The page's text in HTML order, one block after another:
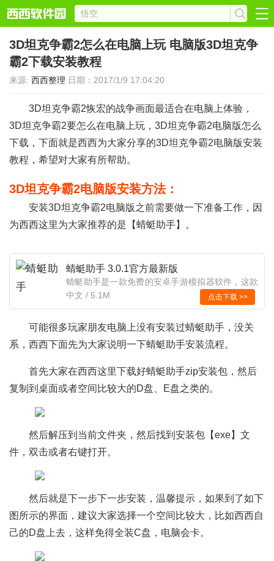
3D坦克争霸2怎么在电脑上玩 电脑版3D坦克争
霸2下载安装教程
来源: 西西整理 日期：2017/1/9 17:04:20
3D坦克争霸2恢宏的战争画面最适合在电脑上体验，
3D坦克争霸2要怎么在电脑上玩， 3D坦克争霸2电脑版怎么
下载，下面就是西西为大家分享的3D坦克争霸2电脑版安装
教程，希望对大家有所帮助。
3D坦克争霸2电脑版安装方法：
安装3D坦克争霸2电脑版之前需要做一下准备工作，因
为西西这里为大家推荐的是【蜻蜓助手】。
蜻蜓助手 3.0.1官方最新版
蜻蜓助手是一款免费的安卓手游模拟器软件，这款
软件可以让你在手机上运行安卓游戏，让你体验大
屏玩手游的畅爽感觉。软件支持大屏幕直观显示，
键鼠组合操作便捷易用，还有海量手游礼包免费领
务！
中文 / 5.1M 点击下载 >>
可能很多玩家朋友电脑上没有安装过蜻蜓助手，没关
系，西西下面先为大家说明一下蜻蜓助手安装流程。
首先大家在西西这里下载好蜻蜓助手zip安装包，然后
复制到桌面或者空间比较大的D盘、E盘之类的。
然后解压到当前文件夹，然后找到安装包【exe】文
件，双击或者右键打开。
然后就是下一步下一步安装，温馨提示，如果到了如下
图所示的界面，建议大家选择一个空间比较大，比如西西自
己的D盘上去，这样免得全装C盘，电脑会卡。